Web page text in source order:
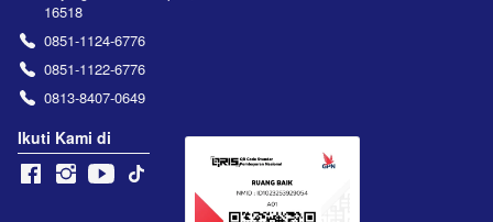
16518
0851-1124-6776
0851-1122-6776
0813-8407-0649
Ikuti Kami di